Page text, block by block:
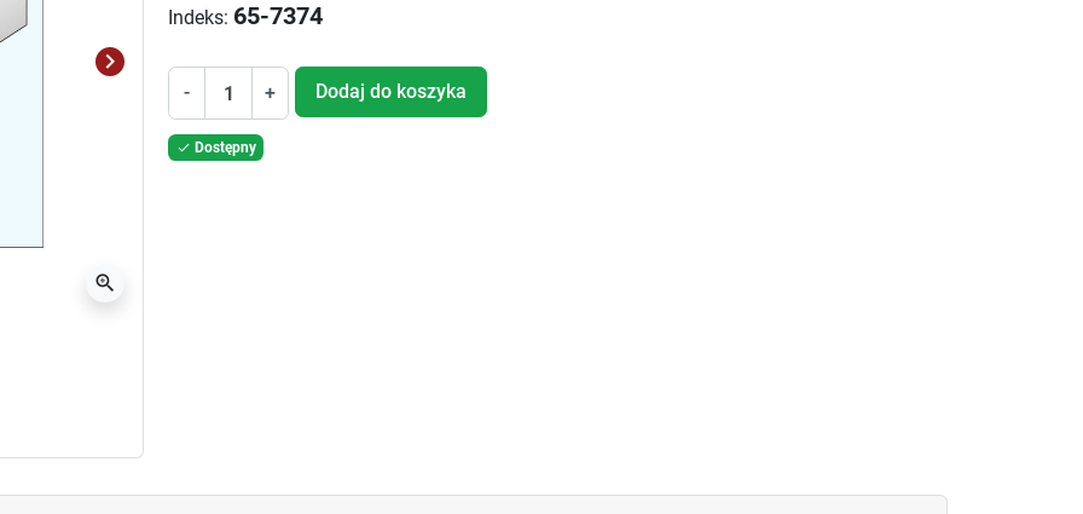
Następny
keyboard_arrow_right
zoom_in
Indeks: 65-7374
- + Dodaj do koszyka
 Dostępny